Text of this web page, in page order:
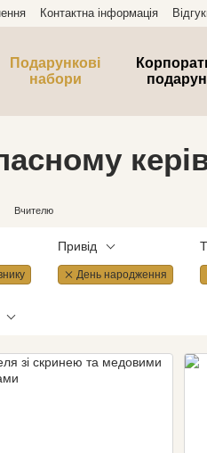
Контактна інформація
Подарункові
набори
Вчителю
Привід
День народження